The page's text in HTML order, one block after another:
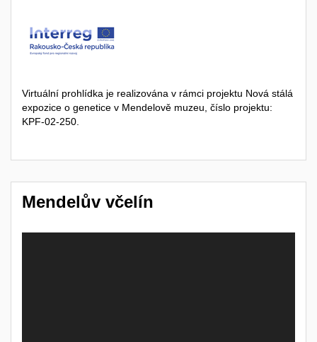
Virtuální prohlídka je realizována v rámci projektu Nová stálá
expozice o genetice v Mendelově muzeu, číslo projektu:
KPF-02-250.
Mendelův včelín